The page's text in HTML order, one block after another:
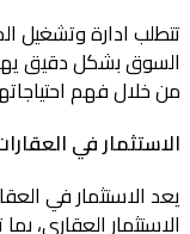
تتطلب ادارة وتشغيل
السوق بشكل دقيق
من خلال فهم
الاستثمار في
يعد الاستثمار في
الاستثمار العقاري،